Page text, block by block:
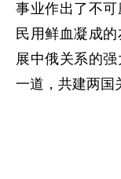
事业作出了不
民用鲜血凝成
展中俄关系的
一道，共建两国